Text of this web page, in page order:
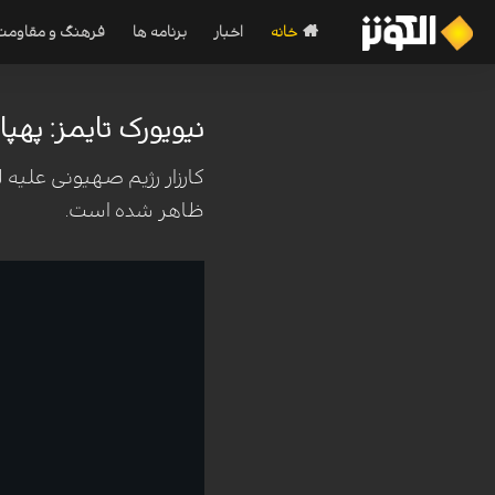
خانه اخبار برنامه ها فرهنگ و
نیویورک تایمز:
کارزار رژیم صهیونی
ظاهر شده است.